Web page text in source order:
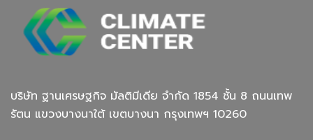
บริษัท ฐานเศรษฐกิจ มัลติมีเดีย จํากัด 1854 ชั้น 8 ถนนเทพ
รัตน แขวงบางนาใต้ เขตบางนา กรุงเทพฯ 10260